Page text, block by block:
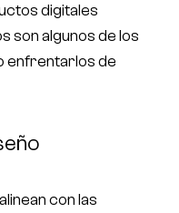
digitales
son algunos de los
enfrentarlos de
con las